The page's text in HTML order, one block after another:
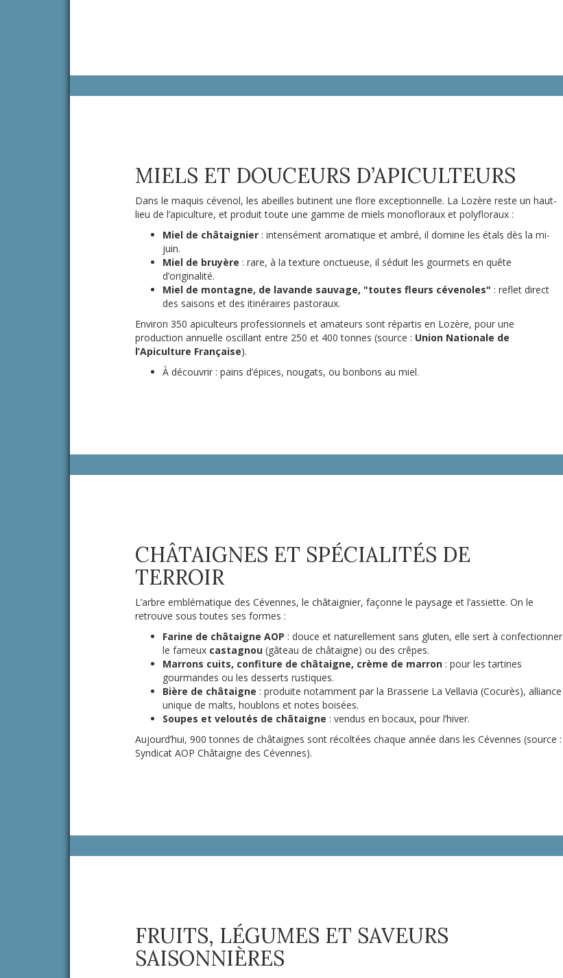
MIELS ET DOUCEURS D’APICULTEURS
Dans le maquis cévenol, les abeilles butinent une flore exceptionnelle. La Lozère reste un haut-
lieu de l’apiculture, et produit toute une gamme de miels monofloraux et polyfloraux :
Miel de châtaignier : intensément aromatique et ambré, il domine les étals dès la mi-
juin.
Miel de bruyère : rare, à la texture onctueuse, il séduit les gourmets en quête
d’originalité.
Miel de montagne, de lavande sauvage, "toutes fleurs cévenoles" : reflet direct
des saisons et des itinéraires pastoraux.
Environ 350 apiculteurs professionnels et amateurs sont répartis en Lozère, pour une
production annuelle oscillant entre 250 et 400 tonnes (source : Union Nationale de
l’Apiculture Française).
À découvrir : pains d’épices, nougats, ou bonbons au miel.
CHÂTAIGNES ET SPÉCIALITÉS DE
TERROIR
L’arbre emblématique des Cévennes, le châtaignier, façonne le paysage et l’assiette. On le
retrouve sous toutes ses formes :
Farine de châtaigne AOP : douce et naturellement sans gluten, elle sert à confectionner
le fameux castagnou (gâteau de châtaigne) ou des crêpes.
Marrons cuits, confiture de châtaigne, crème de marron : pour les tartines
gourmandes ou les desserts rustiques.
Bière de châtaigne : produite notamment par la Brasserie La Vellavia (Cocurès), alliance
unique de malts, houblons et notes boisées.
Soupes et veloutés de châtaigne : vendus en bocaux, pour l’hiver.
Aujourd’hui, 900 tonnes de châtaignes sont récoltées chaque année dans les Cévennes (source :
Syndicat AOP Châtaigne des Cévennes).
FRUITS, LÉGUMES ET SAVEURS
SAISONNIÈRES